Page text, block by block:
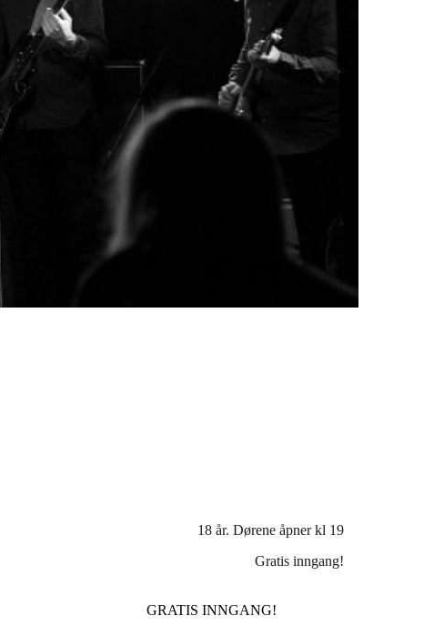
18 år. Dørene åpner kl 19
Gratis inngang!
GRATIS INNGANG!